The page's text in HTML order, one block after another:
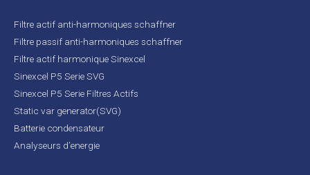
Filtre actif anti-harmoniques schaffner
Filtre passif anti-harmoniques schaffner
Filtre actif harmonique Sinexcel
Sinexcel P5 Serie SVG
Sinexcel P5 Serie Filtres Actifs
Static var generator(SVG)
Batterie condensateur
Analyseurs d’energie